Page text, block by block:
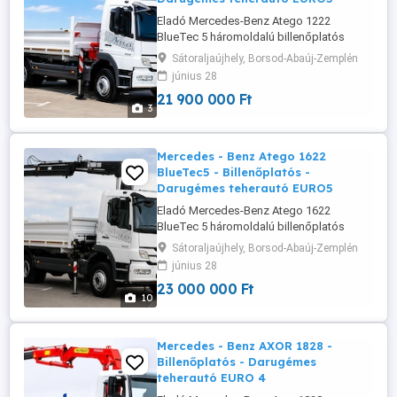
3
Eladó Mercedes-Benz Atego 1222
BlueTec 5 háromoldalú billenőplatós
tehergépkocsi billencs ATLAS 80.1
hidraulikus daruval Eladásra kínálok egy
Mercedes-Benz Atego 1222
tehergépkocsit háromoldalú billenőplatós
felszerelve. A jármű műszaki és esztétikai
állapota ...
Sátoraljaújhely, Borsod-Abaúj-Zemplén
június 28
21 900 000 Ft
10
Mercedes - Benz Atego 1622
BlueTec5 - Billenőplatós -
Darugémes teherautó EURO5
Eladó Mercedes-Benz Atego 1622
BlueTec 5 háromoldalú billenőplatós
tehergépkocsi billencs hidraulikus daruval
(HIAB 100) Eladásra kínálok egy
Mercedes-Benz Atego 1622
tehergépkocsit háromoldalú billenőplatós
felszerelve. A jármű műszaki és esztétikai
állapota ...
Sátoraljaújhely, Borsod-Abaúj-Zemplén
június 28
23 000 000 Ft
Mercedes - Benz AXOR 1828 -
Billenőplatós - Darugémes
teherautó EURO 4